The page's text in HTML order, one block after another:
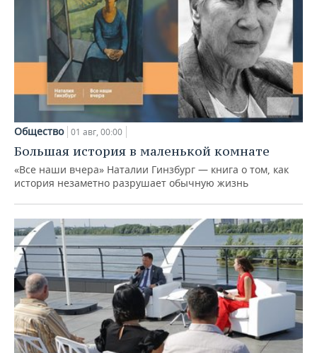
Общество 01 авг, 00:00
Большая история в маленькой комнате
«Все наши вчера» Наталии Гинзбург — книга о том, как
история незаметно разрушает обычную жизнь